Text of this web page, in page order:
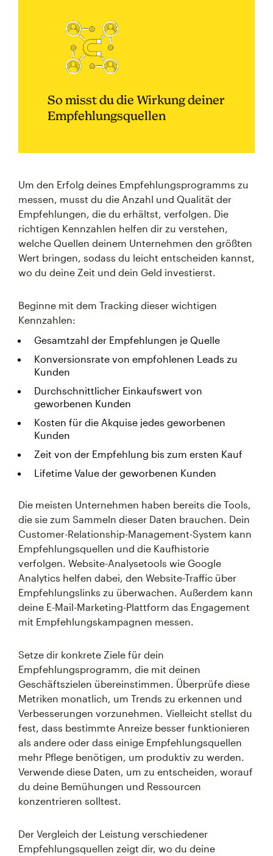
So misst du die Wirkung deiner
Empfehlungsquellen
Um den Erfolg deines Empfehlungsprogramms zu
messen, musst du die Anzahl und Qualität der
Empfehlungen, die du erhältst, verfolgen. Die
richtigen Kennzahlen helfen dir zu verstehen,
welche Quellen deinem Unternehmen den größten
Wert bringen, sodass du leicht entscheiden kannst,
wo du deine Zeit und dein Geld investierst.
Beginne mit dem Tracking dieser wichtigen
Kennzahlen:
Gesamtzahl der Empfehlungen je Quelle
Konversionsrate von empfohlenen Leads zu
Kunden
Durchschnittlicher Einkaufswert von
geworbenen Kunden
Kosten für die Akquise jedes geworbenen
Kunden
Zeit von der Empfehlung bis zum ersten Kauf
Lifetime Value der geworbenen Kunden
Die meisten Unternehmen haben bereits die Tools,
die sie zum Sammeln dieser Daten brauchen. Dein
Customer-Relationship-Management-System kann
Empfehlungsquellen und die Kaufhistorie
verfolgen. Website-Analysetools wie Google
Analytics helfen dabei, den Website-Traffic über
Empfehlungslinks zu überwachen. Außerdem kann
deine E-Mail-Marketing-Plattform das Engagement
mit Empfehlungskampagnen messen.
Setze dir konkrete Ziele für dein
Empfehlungsprogramm, die mit deinen
Geschäftszielen übereinstimmen. Überprüfe diese
Metriken monatlich, um Trends zu erkennen und
Verbesserungen vorzunehmen. Vielleicht stellst du
fest, dass bestimmte Anreize besser funktionieren
als andere oder dass einige Empfehlungsquellen
mehr Pflege benötigen, um produktiv zu werden.
Verwende diese Daten, um zu entscheiden, worauf
du deine Bemühungen und Ressourcen
konzentrieren solltest.
Der Vergleich der Leistung verschiedener
Empfehlungsquellen zeigt dir, wo du deine